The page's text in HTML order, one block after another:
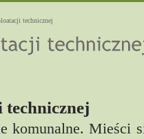
technicznej
technicznej
komunalne. Mieści